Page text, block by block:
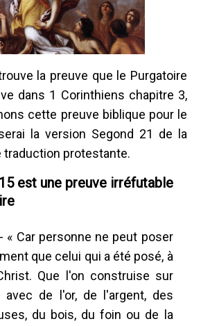
la preuve que le Purgatoire
dans 1 Corinthiens chapitre 3,
cette preuve biblique pour le
la version Segond 21 de la
traduction protestante.
est une preuve irréfutable
« Car personne ne peut poser
que celui qui a été posé, à
Que l'on construise sur
avec de l'or, de l'argent, des
du bois, du foin ou de la